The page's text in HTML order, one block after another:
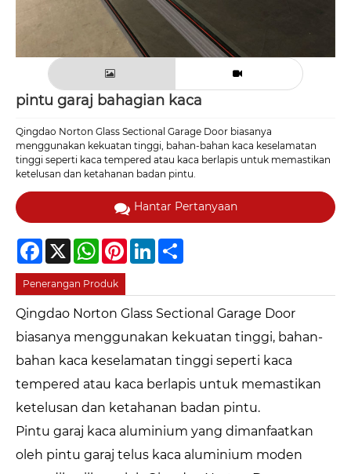
pintu garaj bahagian kaca
Qingdao Norton Glass Sectional Garage Door biasanya
menggunakan kekuatan tinggi, bahan-bahan kaca keselamatan
tinggi seperti kaca tempered atau kaca berlapis untuk memastikan
ketelusan dan ketahanan badan pintu.
Hantar Pertanyaan
Facebook
X WhatsAppPinterestLinkedIn
Penerangan Produk
Qingdao Norton Glass Sectional Garage Door
biasanya menggunakan kekuatan tinggi, bahan-
bahan kaca keselamatan tinggi seperti kaca
tempered atau kaca berlapis untuk memastikan
ketelusan dan ketahanan badan pintu.
Pintu garaj kaca aluminium yang dimanfaatkan
oleh pintu garaj telus kaca aluminium moden